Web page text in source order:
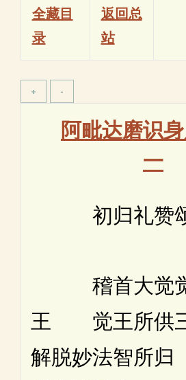
全藏目
录
返回总
站
阿毗达磨识
一
初归礼赞颂
稽首大觉
王 觉王所供
解脱妙法智所